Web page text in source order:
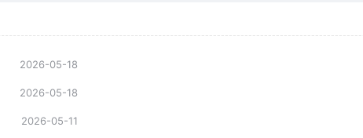
2026-05-18
2026-05-18
2026-05-11